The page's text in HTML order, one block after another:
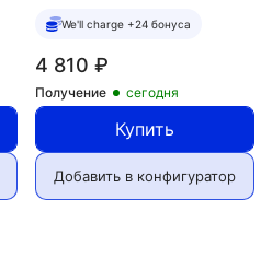
We'll charge +24 бонуса
4 810 ₽
Получение сегодня
Купить
Добавить в конфигуратор